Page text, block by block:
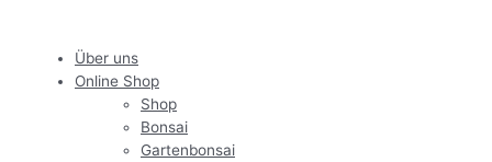
springen
Über uns
Online Shop
Shop
Bonsai
Gartenbonsai